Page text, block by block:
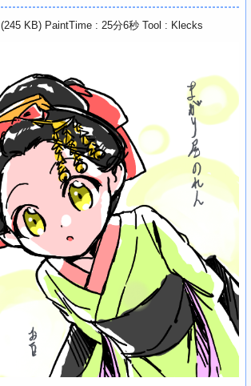
(245 KB) PaintTime : 25分6秒 Tool : Klecks